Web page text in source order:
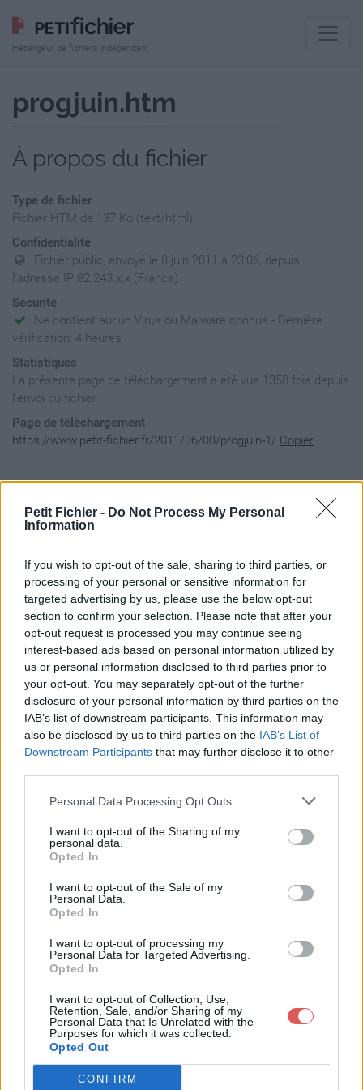
Petit Fichier - Do Not Process My Personal
Information
If you wish to opt-out of the sale, sharing to third parties, or
processing of your personal or sensitive information for
targeted advertising by us, please use the below opt-out
section to confirm your selection. Please note that after your
opt-out request is processed you may continue seeing
interest-based ads based on personal information utilized by
us or personal information disclosed to third parties prior to
your opt-out. You may separately opt-out of the further
disclosure of your personal information by third parties on the
IAB’s list of downstream participants. This information may
also be disclosed by us to third parties on the IAB’s List of
Downstream Participants that may further disclose it to other
Personal Data Processing Opt Outs
I want to opt-out of the Sharing of my
personal data.
Opted In
I want to opt-out of the Sale of my
Personal Data.
Opted In
I want to opt-out of processing my
Personal Data for Targeted Advertising.
Opted In
I want to opt-out of Collection, Use,
Retention, Sale, and/or Sharing of my
Personal Data that Is Unrelated with the
Purposes for which it was collected.
Opted Out
CONFIRM
Hébergeur de fichiers indépendant
progjuin.htm
À propos du fichier
Type de fichier
Fichier HTM de 137 Ko (text/html)
Confidentialité
Fichier public, envoyé le 8 juin 2011 à 23:06, depuis
l'adresse IP 82.243.x.x (France)
Sécurité
Ne contient aucun Virus ou Malware connus - Dernière
vérification: 4 heures
Statistiques
La présente page de téléchargement a été vue 1358 fois depuis
l'envoi du fichier
Page de téléchargement
https://www.petit-fichier.fr/2011/06/08/progjuin-1/ Copier
Partager le fichier progjuin.htm
sur le Web et les réseaux
sociaux:
Télécharger le fichier progjuin.ht